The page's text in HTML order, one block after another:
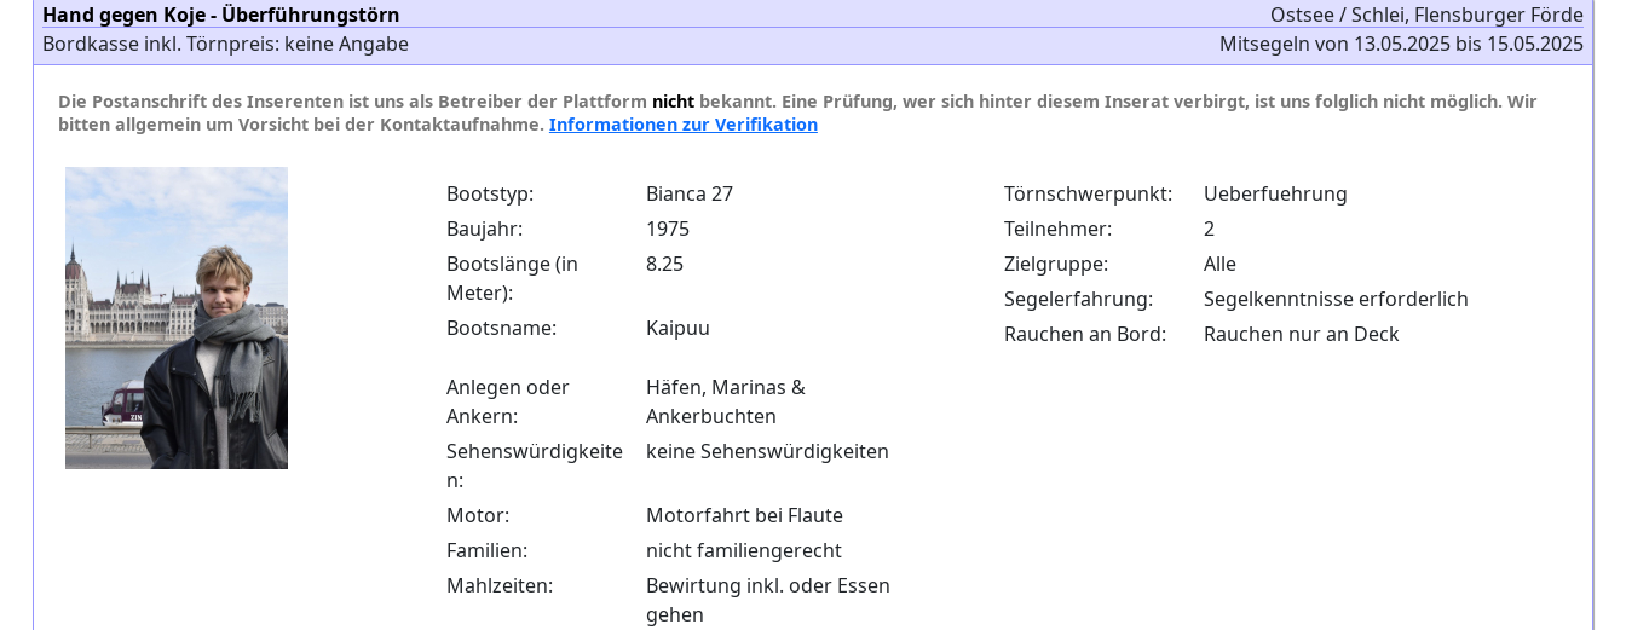
Ostsee / Schlei, Flensburger Förde
Hand gegen Koje - Überführungstörn
Mitsegeln von 13.05.2025 bis 15.05.2025
Bordkasse inkl. Törnpreis: keine Angabe
Die Postanschrift des Inserenten ist uns als Betreiber der Plattform nichtbekannt. Eine Prüfung, wer sich hinter diesem Inserat verbirgt, ist uns folglich nicht möglich. Wir
bitten allgemein um Vorsicht bei der Kontaktaufnahme. Informationen zur Verifikation
Bootstyp:
Bianca 27
Baujahr:
1975
Bootslänge (in
Meter):
8.25
Bootsname: Kaipuu
Törnschwerpunkt:
Ueberfuehrung
Teilnehmer:
2
Zielgruppe:
Alle
Segelerfahrung:
Segelkenntnisse erforderlich
Rauchen an Bord:
Rauchen nur an Deck
Anlegen oder
Ankern:
Häfen, Marinas &
Ankerbuchten
Sehenswürdigkeite
n:
keine Sehenswürdigkeiten
Motor:
Motorfahrt bei Flaute
Familien:
nicht familiengerecht
Mahlzeiten:
Bewirtung inkl. oder Essen
gehen